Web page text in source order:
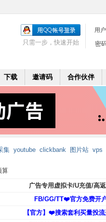
用
密
只需一步，快速开始
下载 邀请码 合作伙伴
集 youtube clickbank 图片站 vps
算
广告专用虚拟卡/U充值/高
FB/GG/TT❤️官方免费开
【官方】❤️搜索套利买量投